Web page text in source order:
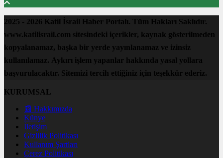
2025 - 2026 Katil İsrail Haber Portalı. Tüm Hakları Saklıdır.
www.katilisrail.com sitesindeki içerikler, kaynak gösterilmeden
kopyalanamaz, başka bir yerde yayınlanamaz ve izinsiz
kullanılamaz. Aykırı işlem yapanlar hakkında yasal yollara
başvurulacaktır. Sitemizi tercih ettiğiniz için teşekkür ederiz.
KURUMSAL
📰 Hakkımızda
Künye
İletişim
Gizlilik Politikası
Kullanım Şartları
Çerez Politikası